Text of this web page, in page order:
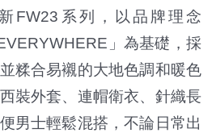
FW23系列，以品牌理念
」為基礎，採
糅合易襯的大地色調和暖色
裝外套、連帽衛衣、針織長
男士輕鬆混搭，不論日常出